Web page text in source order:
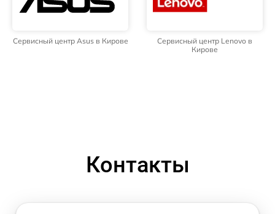
Сервисный центр Asus в Кирове
Сервисный центр Lenovo в
Кирове
Контакты